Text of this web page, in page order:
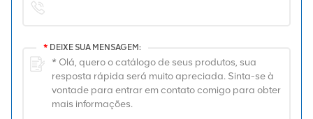
* DEIXE SUA MENSAGEM: